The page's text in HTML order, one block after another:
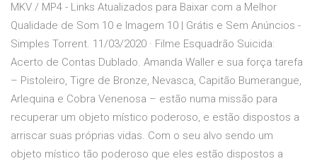
MKV / MP4 - Links Atualizados para Baixar com a Melhor
Qualidade de Som 10 e Imagem 10 | Grátis e Sem Anúncios -
Simples Torrent. 11/03/2020 · Filme Esquadrão Suicida:
Acerto de Contas Dublado. Amanda Waller e sua força tarefa
– Pistoleiro, Tigre de Bronze, Nevasca, Capitão Bumerangue,
Arlequina e Cobra Venenosa – estão numa missão para
recuperar um objeto místico poderoso, e estão dispostos a
arriscar suas próprias vidas. Com o seu alvo sendo um
objeto místico tão poderoso que eles estão dispostos a